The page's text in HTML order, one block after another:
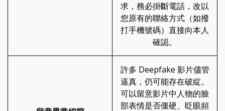
求，務必掛斷電話，改以
您原有的聯絡方式（如撥
打手機號碼）直接向本人
確認。
許多 Deepfake 影片儘管
逼真，仍可能存在破綻。
可以留意影片中人物的臉
部表情是否僵硬、眨眼頻